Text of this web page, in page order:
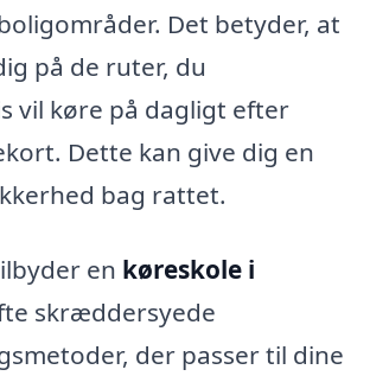
Det betyder, at
på de ruter, du
vil køre på dagligt efter
Dette kan give dig en
bag rattet.
en køreskole i
skræddersyede
der passer til dine